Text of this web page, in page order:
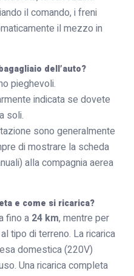
il comando, i freni
il mezzo in
dell’auto?
pieghevoli.
indicata se dovete
soli.
sono generalmente
di mostrare la scheda
alla compagnia aerea
e come si ricarica?
fino a 24 km, mentre per
tipo di terreno. La ricarica
domestica (220V)
Una ricarica completa